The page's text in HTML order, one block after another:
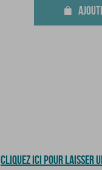
CLIQUEZ ICI POUR LAISSER